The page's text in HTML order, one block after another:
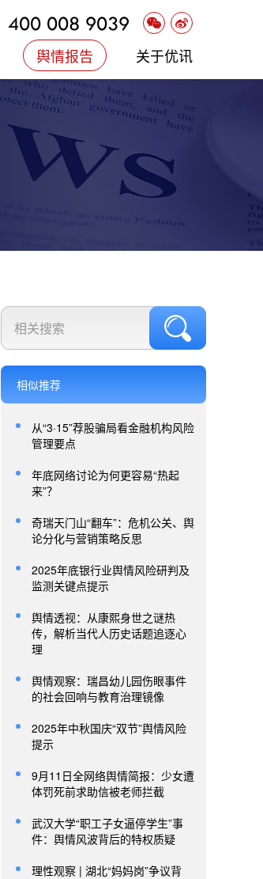
400 008 9039
舆情报告 关于优讯
相似推荐
从“3·15”荐股骗局看金融机构风险
管理要点
年底网络讨论为何更容易“热起
来”？
奇瑞天门山“翻车”：危机公关、舆
论分化与营销策略反思
2025年底银行业舆情风险研判及
监测关键点提示
舆情透视：从康熙身世之谜热
传，解析当代人历史话题追逐心
理
舆情观察：瑞昌幼儿园伤眼事件
的社会回响与教育治理镜像
2025年中秋国庆“双节”舆情风险
提示
9月11日全网络舆情简报：少女遭
体罚死前求助信被老师拦截
武汉大学“职工子女逼停学生”事
件：舆情风波背后的特权质疑
理性观察 | 湖北“妈妈岗”争议背